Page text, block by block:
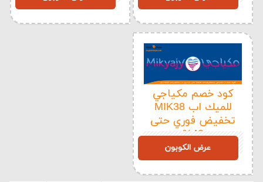
كود خصم مكياجي
للميك اب MIK38
تخفيض فوري حتى
40%
عرض الكوبون